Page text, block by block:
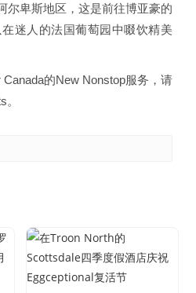
尔卑斯地区，这是前往博亚豪的
迷人的法国葡萄园中啜饮精美
的New Nonstop服务，请